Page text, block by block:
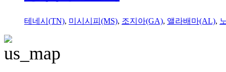
테네시(TN), 미시시피(MS), 조지아(GA), 앨라배마(AL),